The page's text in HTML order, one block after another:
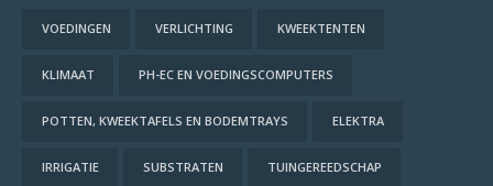
VOEDINGEN VERLICHTING KWEEKTENTEN
KLIMAAT PH-EC EN VOEDINGSCOMPUTERS
POTTEN, KWEEKTAFELS EN BODEMTRAYS ELEKTRA
IRRIGATIE SUBSTRATEN TUINGEREEDSCHAP